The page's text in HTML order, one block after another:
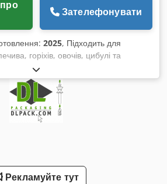
Зателефонувати
2025, Підходить для
горіхів, овочів, цибулі та
твердих гранулятів. Машина для
електронними фотосенсорами
також додатковими функціональними
Матеріали транспортуються до
рівномірно та без пошкоджень через 8
сенсорний екран. Меню
або англійською мовами. -
Рекламуйте тут